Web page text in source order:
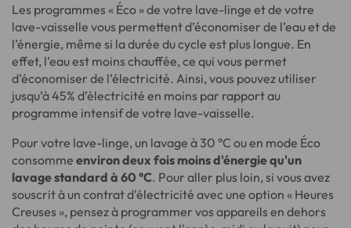
Les programmes « Éco » de votre lave-linge et de votre
lave-vaisselle vous permettent d’économiser de l’eau et de
l’énergie, même si la durée du cycle est plus longue. En
effet, l’eau est moins chauffée, ce qui vous permet
d’économiser de l’électricité. Ainsi, vous pouvez utiliser
jusqu’à 45% d’électricité en moins par rapport au
programme intensif de votre lave-vaisselle.
Pour votre lave-linge, un lavage à 30 °C ou en mode Éco
consomme environ deux fois moins d'énergie qu'un
lavage standard à 60 °C. Pour aller plus loin, si vous avez
souscrit à un contrat d'électricité avec une option « Heures
Creuses », pensez à programmer vos appareils en dehors